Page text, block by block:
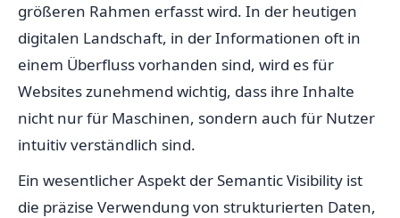
größeren Rahmen erfasst wird. In der heutigen
digitalen Landschaft, in der Informationen oft in
einem Überfluss vorhanden sind, wird es für
Websites zunehmend wichtig, dass ihre Inhalte
nicht nur für Maschinen, sondern auch für Nutzer
intuitiv verständlich sind.
Ein wesentlicher Aspekt der Semantic Visibility ist
die präzise Verwendung von strukturierten Daten,